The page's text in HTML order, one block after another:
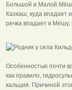
Большой и Малой
Казкаш, куда впадает
речка впадает в Мёшу,
Особенностью почти
как правило,
кальция. Причиной